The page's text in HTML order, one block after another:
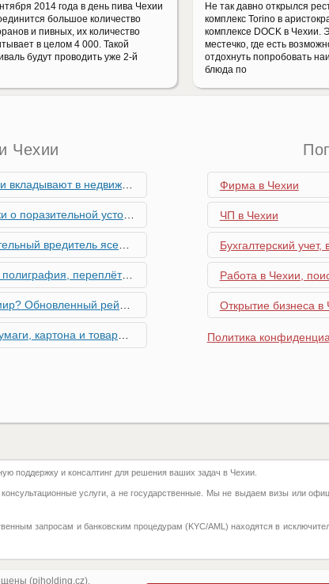
2014 года в день пива Чехии
большое количество
и пивных, их количество
в целом 4 000. Такой
будут проводить уже 2-й
Не так давно открылся
комплекс Torino в
комплексе DOCK в Чехии.
местечко, где есть
отдохнуть попробовать
блюда по
Чехии
и почему меняются их предпочтения?
устойчивости экономики Чехии
к Чехии, необходима бдительность граждан
работы в Чехии - простая лицензия №14
глобальной мобильности 2026 года
материалов в Чехии - простая лицензия №13
миллионы туристов?
крупной суммой денег нашла своего владельца
Фирма в Чехии
ЧП в Чехии
Бухгалтерский
Работа в Чехии,
Открытие бизнеса в
Политика
поддержку и консалтинг для решения ваших задач в Чехии.
услуги, а не государственные. Мы не выдаем визы или
запросам и банковским процедурам (KYC/AML) находятся в
(piholding.cz).